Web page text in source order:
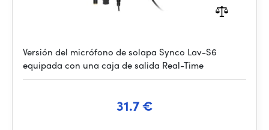
Versión del micrófono de solapa Synco Lav-S6
equipada con una caja de salida Real-Time
31.7 €